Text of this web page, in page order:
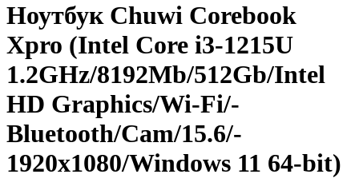
Ноутбук Chuwi Corebook
Xpro (Intel Core i3-1215U
1.2GHz/­8192Mb/­512Gb/­Intel
HD Graphics/­Wi-Fi/­
Bluetooth/­Cam/­15.6/­
1920x1080/­Windows 11 64-bit)